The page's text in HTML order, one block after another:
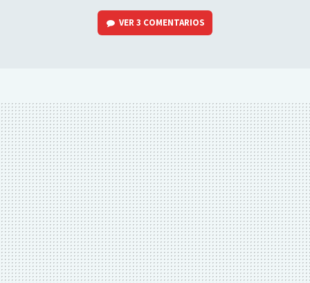
VER3 COMENTARIOS